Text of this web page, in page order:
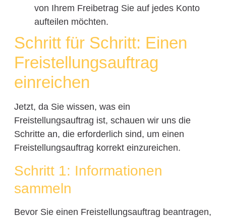
von Ihrem Freibetrag Sie auf jedes Konto
aufteilen möchten.
Schritt für Schritt: Einen
Freistellungsauftrag
einreichen
Jetzt, da Sie wissen, was ein
Freistellungsauftrag ist, schauen wir uns die
Schritte an, die erforderlich sind, um einen
Freistellungsauftrag korrekt einzureichen.
Schritt 1: Informationen
sammeln
Bevor Sie einen Freistellungsauftrag beantragen,